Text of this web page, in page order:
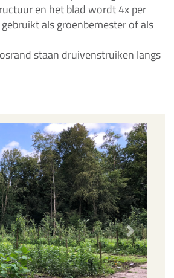
en het blad wordt 4x per
als groenbemester of als
staan druivenstruiken langs
Next slide